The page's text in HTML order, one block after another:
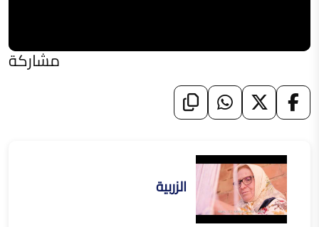
مشاركة
الزربية